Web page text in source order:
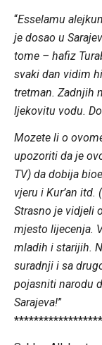
“Esselamu
je dosao u
tome – hafiz
svaki dan vidim
tretman. Zadnjih
ljekovitu vodu.
Mozete li o
upozoriti da je
TV) da dobija
vjeru i Kur’an
Strasno je vidjeli
mjesto lijecenja.
mladih i starijih.
suradnji i sa
pojasniti narodu
Sarajeva!”